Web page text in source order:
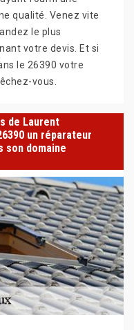
qualité. Venez vite
le plus
votre devis. Et si
le 26390 votre
vous.
de Laurent
un réparateur
son domaine